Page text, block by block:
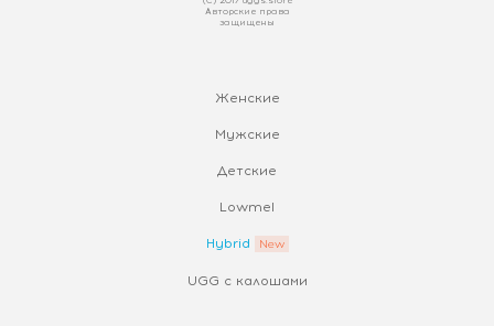
Авторские права
защищены
Женские
Мужские
Детские
Lowmel
Hybrid
UGG с калошами